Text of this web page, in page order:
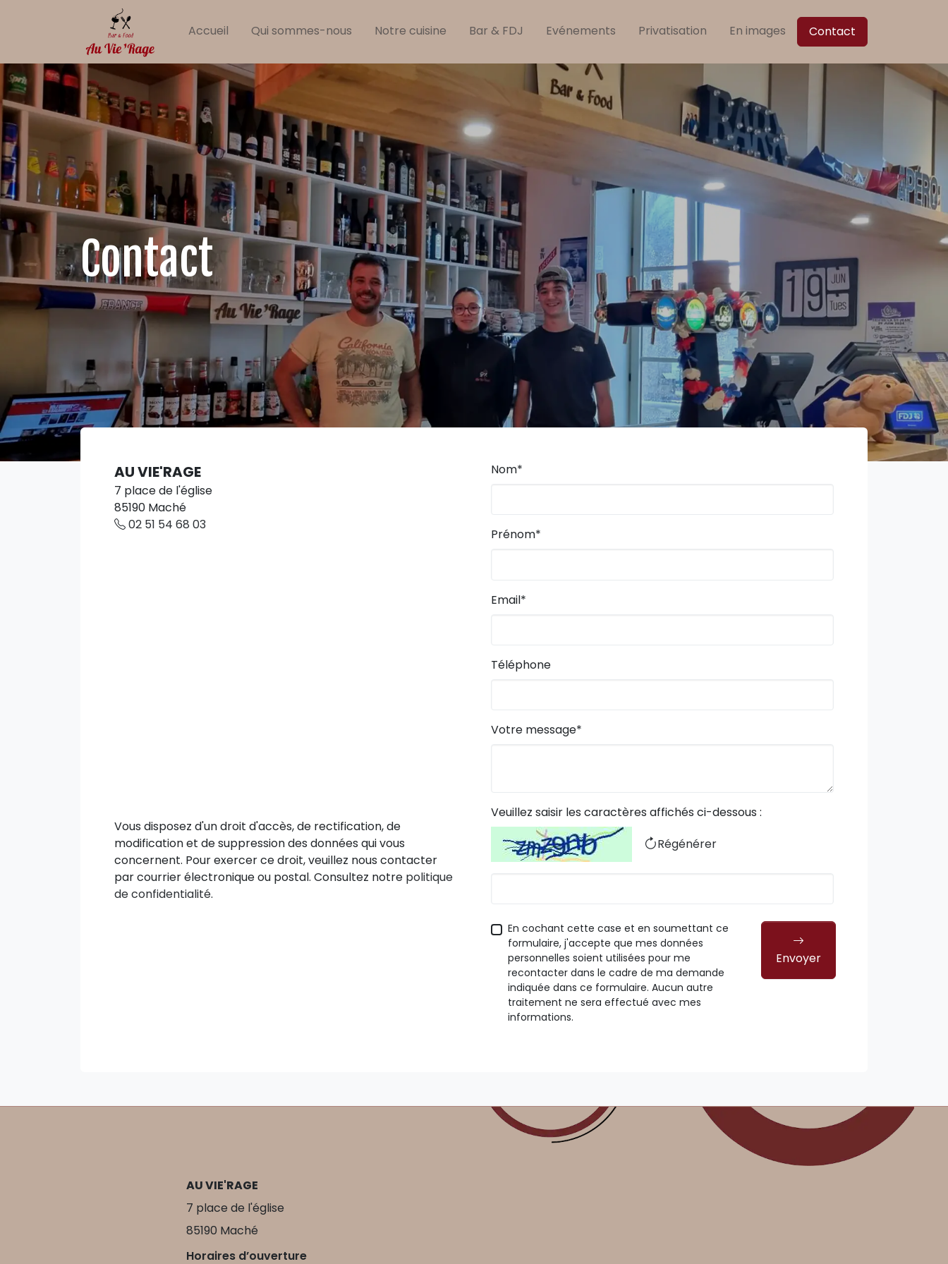
Accueil Qui sommes-nous Notre cuisine Bar & FDJ Evénements Privatisation En images Contact
Contact
AU VIE'RAGE
7 place de l'église
85190 Maché
02 51 54 68 03
Vous disposez d'un droit d'accès, de rectification, de
modification et de suppression des données qui vous
concernent. Pour exercer ce droit, veuillez nous contacter
par courrier électronique ou postal. Consultez notre politique
de confidentialité.
Nom*
Prénom*
Email*
Téléphone
Votre message*
Veuillez saisir les caractères affichés ci-dessous :
Régénérer
En cochant cette case et en soumettant ce
formulaire, j'accepte que mes données
personnelles soient utilisées pour me
recontacter dans le cadre de ma demande
indiquée dans ce formulaire. Aucun autre
traitement ne sera effectué avec mes
informations.
Envoyer
AU VIE'RAGE
7 place de l'église
85190 Maché
Horaires d’ouverture
Panneau de gestion des cookies